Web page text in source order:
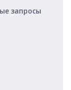
запросы